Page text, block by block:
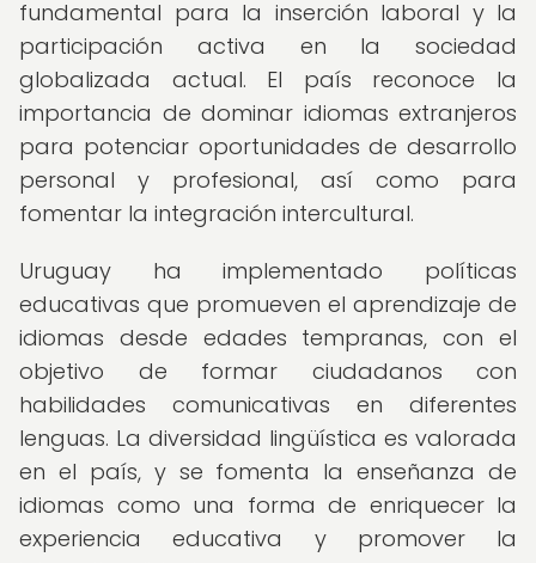
fundamental para la inserción laboral y la
participación activa en la sociedad
globalizada actual. El país reconoce la
importancia de dominar idiomas extranjeros
para potenciar oportunidades de desarrollo
personal y profesional, así como para
fomentar la integración intercultural.
Uruguay ha implementado políticas
educativas que promueven el aprendizaje de
idiomas desde edades tempranas, con el
objetivo de formar ciudadanos con
habilidades comunicativas en diferentes
lenguas. La diversidad lingüística es valorada
en el país, y se fomenta la enseñanza de
idiomas como una forma de enriquecer la
experiencia educativa y promover la